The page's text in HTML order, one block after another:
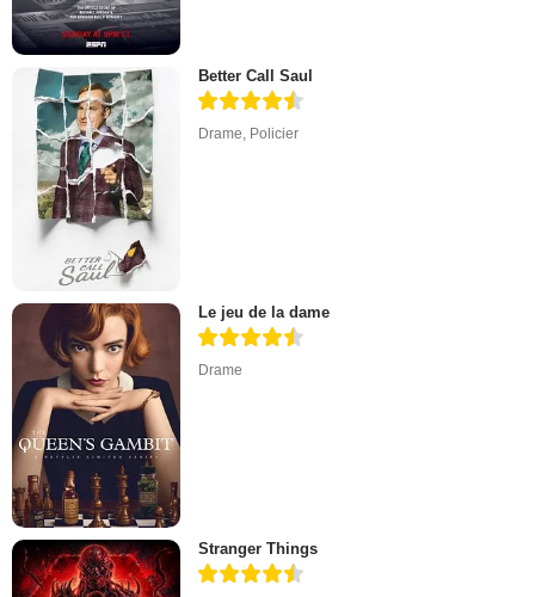
Better Call Saul
Drame Policier
Le jeu de la dame
Drame
Stranger Things